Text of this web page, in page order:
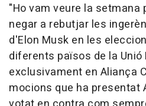
"Ho vam veure la setmana
negar a rebutjar les
d'Elon Musk en les
diferents països de la Unió
exclusivament en Aliança
mocions que ha presentat